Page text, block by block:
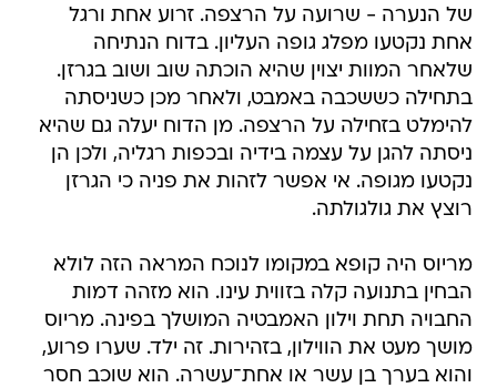
של הנערה - שרועה על הרצפה. זרוע אחת ורגל
אחת נקטעו מפלג גופה העליון. בדוח הנתיחה
שלאחר המוות יצוין שהיא הוכתה שוב ושוב בגרזן.
בתחילה כששכבה באמבט, ולאחר מכן כשניסתה
להימלט בזחילה על הרצפה. מן הדוח יעלה גם שהיא
ניסתה להגן על עצמה בידיה ובכפות רגליה, ולכן הן
נקטעו מגופה. אי אפשר לזהות את פניה כי הגרזן
רוצץ את גולגולתה.
מריוס היה קופא במקומו לנוכח המראה הזה לולא
הבחין בתנועה קלה בזווית עינו. הוא מזהה דמות
החבויה תחת וילון האמבטיה המושלך בפינה. מריוס
מושך מעט את הווילון, בזהירות. זה ילד. שערו פרוע,
והוא בערך בן עשר או אחת־עשרה. הוא שוכב חסר